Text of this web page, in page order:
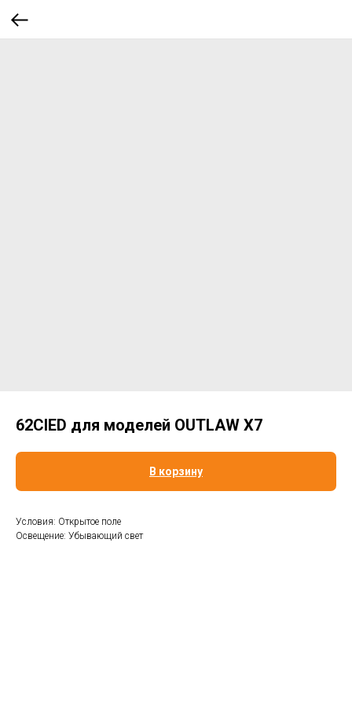
62CIED для моделей OUTLAW X7
В корзину
Условия: Открытое поле
Освещение: Убывающий свет